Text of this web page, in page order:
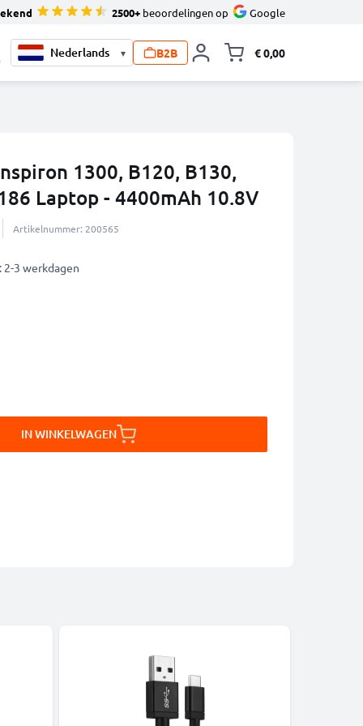
2500+ beoordelingen op Google
▾ B2B € 0,00
1300, B120, B130,
Laptop - 4400mAh 10.8V
Artikelnummer: 200565
2-3 werkdagen
IN WINKELWAGEN